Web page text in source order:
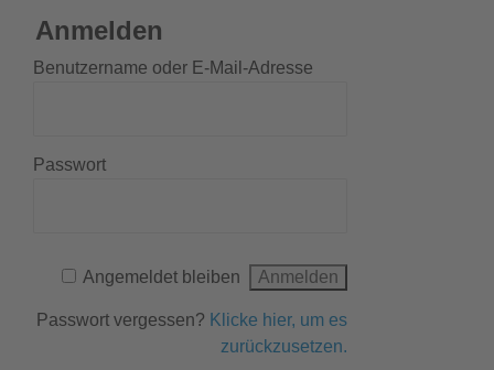
Anmelden
Benutzername oder E-Mail-Adresse
Passwort
Angemeldet bleiben
Passwort vergessen? Klicke hier, um es
zurückzusetzen.